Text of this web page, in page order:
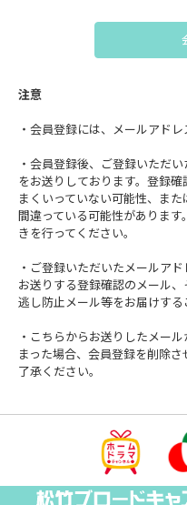
注意
・会員登録には、メールアドレ
・会員登録後、ご登録いただ
をお送りしております。登録
まくいっていない可能性、ま
間違っている可能性がありま
きを行ってください。
・ご登録いただいたメールア
お送りする登録確認のメール
逃し防止メール等をお届けする
・こちらからお送りしたメー
まった場合、会員登録を削除
了承ください。